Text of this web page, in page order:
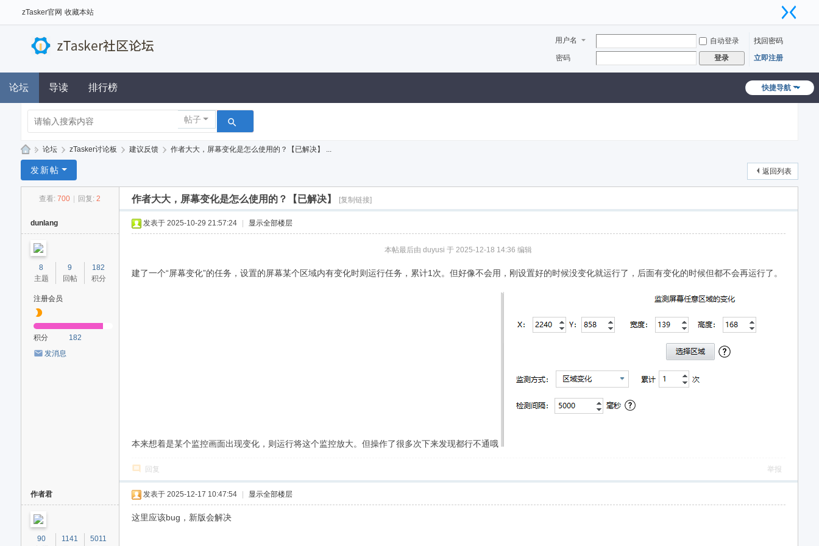
zTasker官网 收藏本站
用户名 自动登录
找回密码
密码
登录 立即注册
快捷导航
论坛 导读 排行榜
帖子
Ta
» 论坛 › zTasker讨论板 › 建议反馈 › 作者大大，屏幕变化是怎么使用的？【已解决】 ...
返回列表
发新帖
查看: 700 回复: 2 作者大大，屏幕变化是怎么使用的？【已解决】 [复制链接]
dunlang
8
主题
9
回帖
182
积分
注册会员
积分
182
发消息
发表于 2025-10-29 21:57:24 显示全部楼层
本帖最后由 duyusi 于 2025-12-18 14:36 编辑
建了一个“屏幕变化”的任务，设置的屏幕某个区域内有变化时则运行任务，累计1次。但好像不会用，刚设置好的时候没变化就运行了，后面有变化的时候但都不会再运行了。
本来想着是某个监控画面出现变化，则运行将这个监控放大。但操作了很多次下来发现都行不通哦
回复 举报
作者君
90
1141
5011
发表于 2025-12-17 10:47:54 显示全部楼层
这里应该bug，新版会解决